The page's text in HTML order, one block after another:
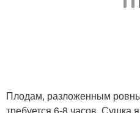
Плодам, разложенным